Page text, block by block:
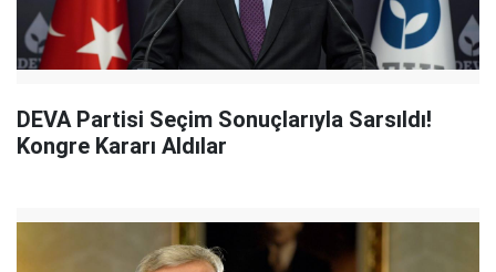
DEVA Partisi Seçim Sonuçlarıyla Sarsıldı!
Kongre Kararı Aldılar